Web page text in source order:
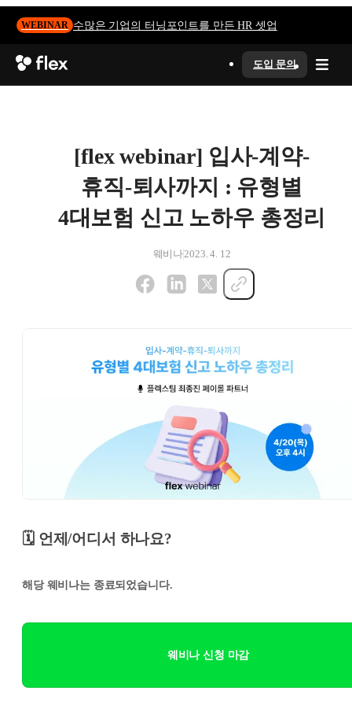
WEBINAR 수많은 기업의 터닝포인트를 만든 HR 셋업
도입 문의
[flex webinar] 입사-계약-
휴직-퇴사까지 : 유형별
4대보험 신고 노하우 총정리
웨비나2023. 4. 12
🗓️ 언제/어디서 하나요?
해당 웨비나는 종료되었습니다.
웨비나 신청 마감